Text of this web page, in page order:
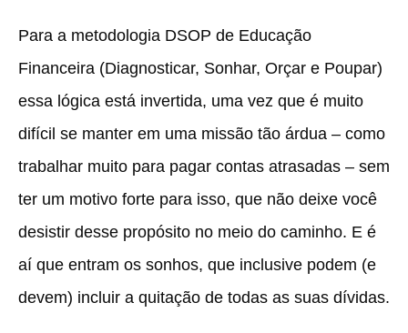
Para a metodologia DSOP de Educação
Financeira (Diagnosticar, Sonhar, Orçar e Poupar)
essa lógica está invertida, uma vez que é muito
difícil se manter em uma missão tão árdua – como
trabalhar muito para pagar contas atrasadas – sem
ter um motivo forte para isso, que não deixe você
desistir desse propósito no meio do caminho. E é
aí que entram os sonhos, que inclusive podem (e
devem) incluir a quitação de todas as suas dívidas.